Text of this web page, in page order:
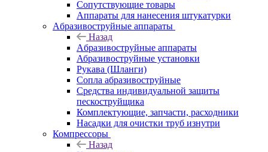
Сопутствующие товары
Аппараты для нанесения штукатурки
Aбразивоструйные аппараты
Назад
Aбразивоструйные аппараты
Абразивоструйные установки
Рукава (Шланги)
Сопла абразивоструйные
Средства индивидуальной защиты
пескоструйщика
Комплектующие, запчасти, расходники
Насадки для очистки труб изнутри
Компрессоры
Назад